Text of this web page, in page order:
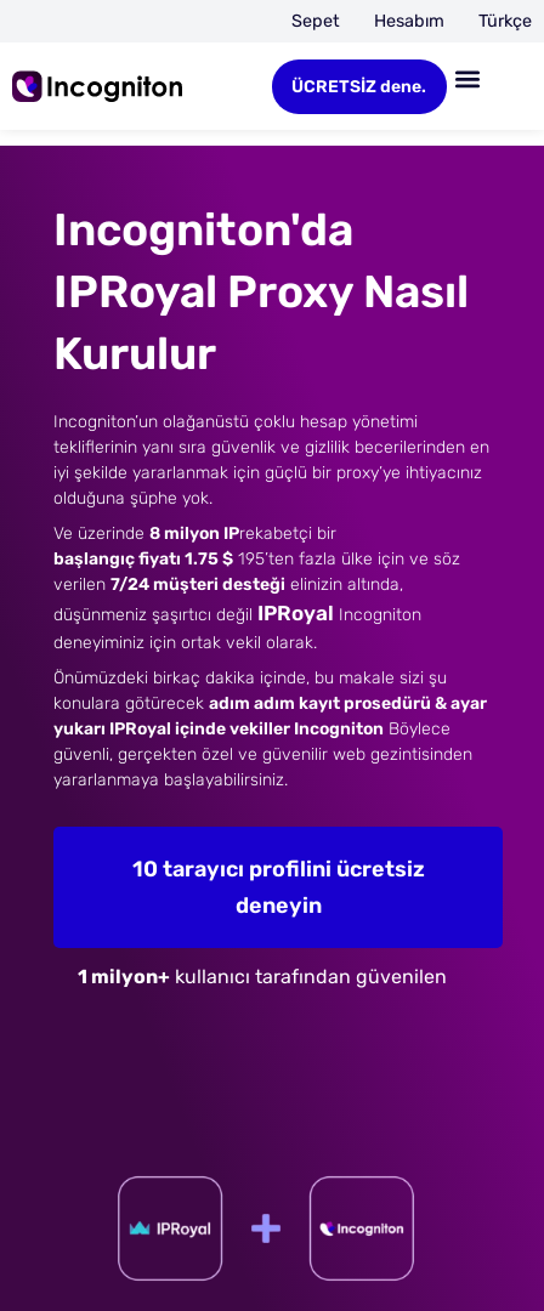
Sepet Hesabım Türkçe
ÜCRETSİZ dene.
Incogniton'da
IPRoyal Proxy Nasıl
Kurulur
Incogniton’un olağanüstü çoklu hesap yönetimi
tekliflerinin yanı sıra güvenlik ve gizlilik becerilerinden en
iyi şekilde yararlanmak için güçlü bir proxy’ye ihtiyacınız
olduğuna şüphe yok.
Ve üzerinde 8 milyon IPrekabetçi bir
başlangıç fiyatı 1.75 $ 195’ten fazla ülke için ve söz
verilen 7/24 müşteri desteği elinizin altında,
düşünmeniz şaşırtıcı değil IPRoyal Incogniton
deneyiminiz için ortak vekil olarak.
Önümüzdeki birkaç dakika içinde, bu makale sizi şu
konulara götürecek adım adım kayıt prosedürü & ayar
yukarı IPRoyal içinde vekiller Incogniton Böylece
güvenli, gerçekten özel ve güvenilir web gezintisinden
yararlanmaya başlayabilirsiniz.
10 tarayıcı profilini ücretsiz
deneyin
1 milyon+ kullanıcı tarafından güvenilen